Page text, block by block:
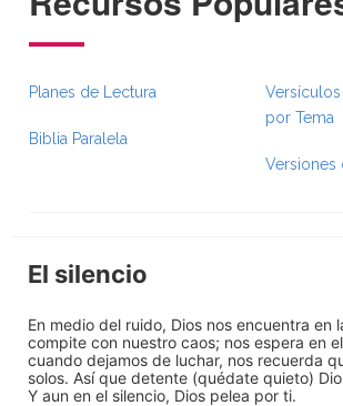
Planes de Lectura
Biblia Paralela
por Tema
Versiones
El silencio
En medio del ruido, Dios nos encuentra en
compite con nuestro caos; nos espera en
cuando dejamos de luchar, nos recuerda
solos. Así que detente (quédate quieto)
Y aun en el silencio, Dios pelea por ti.